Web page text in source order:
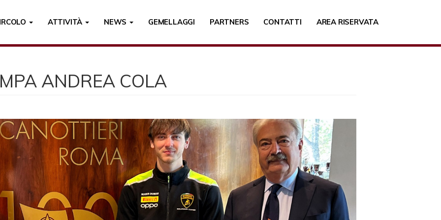
ATTIVITÀ NEWS GEMELLAGGI PARTNERS CONTATTI AREA RISERVATA
ANDREA COLA